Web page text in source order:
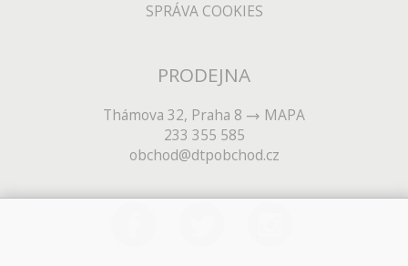
SPRÁVA COOKIES
PRODEJNA
Thámova 32, Praha 8
MAPA
233 355 585
obchod@dtpobchod.cz